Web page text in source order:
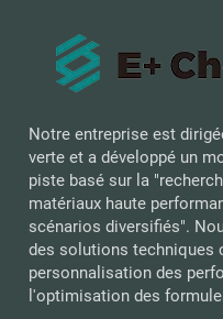
Notre entreprise est
verte et a développé un
piste basé sur la
matériaux haute
scénarios diversifiés".
des solutions techniques
personnalisation des
l'optimisation des